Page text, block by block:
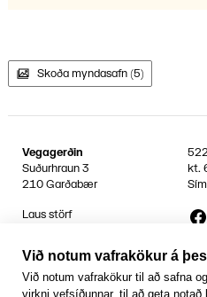
Skoða myndasafn (5)
Vegagerðin
Suðurhraun 3
210 Garðabær
kt.
Laus störf
Hafa samband
Rafrænir reikningar
Jafnlaunavottun
Við notum vafrakökur á
Við notum vafrakökur til að safna
virkni vefsíðunnar, til að geta